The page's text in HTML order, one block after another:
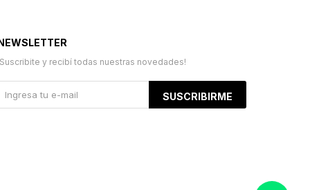
y recibí todas nuestras novedades!
SUSCRIBIRME